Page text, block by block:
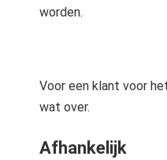
worden.
Voor een klant voor
wat over.
Afhankelijk